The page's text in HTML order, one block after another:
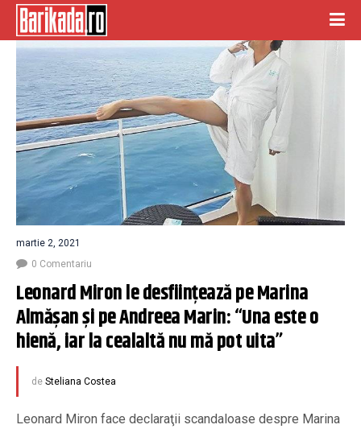
martie 2, 2021
0 Comentariu
Leonard Miron le desființează pe Marina
Almășan și pe Andreea Marin: “Una este o
hienă, iar la cealaltă nu mă pot uita”
de Steliana Costea
Leonard Miron face declaraţii scandaloase despre Marina